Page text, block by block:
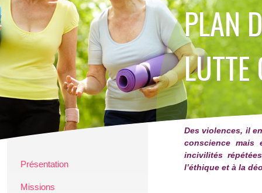
Présentation
Missions
PLAN
LUTTE
Des violences, il
conscience mais
incivilités
l’éthique et à la